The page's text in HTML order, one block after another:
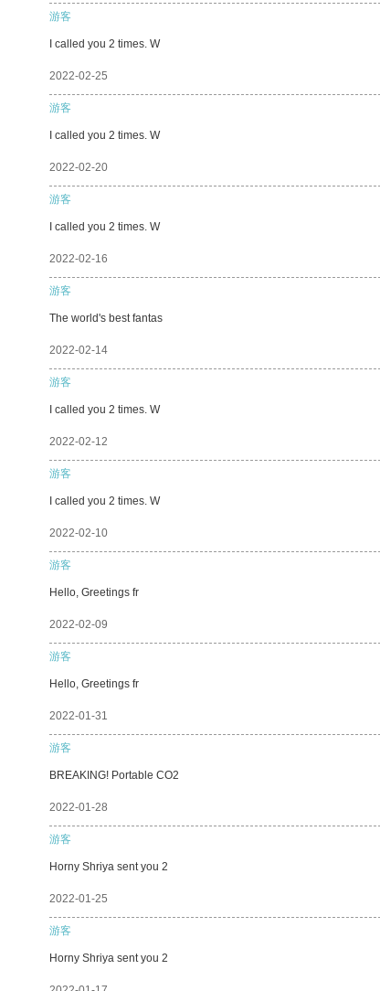
游客
I called you 2 times. W
2022-02-25
游客
I called you 2 times. W
2022-02-20
游客
I called you 2 times. W
2022-02-16
游客
The world's best fantas
2022-02-14
游客
I called you 2 times. W
2022-02-12
游客
I called you 2 times. W
2022-02-10
游客
Hello, Greetings fr
2022-02-09
游客
Hello, Greetings fr
2022-01-31
游客
BREAKING! Portable CO2
2022-01-28
游客
Horny Shriya sent you 2
2022-01-25
游客
Horny Shriya sent you 2